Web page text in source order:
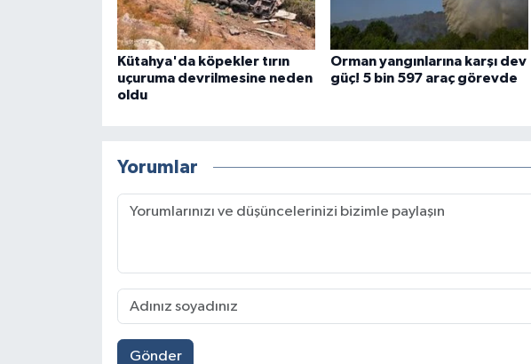
Kütahya'da köpekler tırın
uçuruma devrilmesine neden
oldu
Orman yangınlarına karşı dev
güç! 5 bin 597 araç görevde
Yorumlar
Gönder